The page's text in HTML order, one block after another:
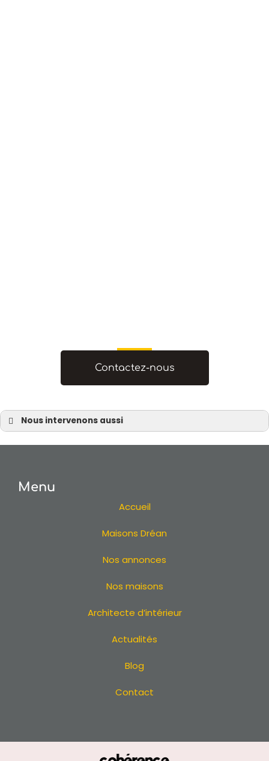
Contactez-nous
Nous intervenons aussi
Terrain à Sautron
Terrain à Batz-sur-Mer
Terrain à Pornichet
Terrain à Saint-Michel-Chef-Chef
Terrain à La Bernerie-en-Retz
Terrain à Sainte-Luce-sur-Loire
Menu
Accueil
Maisons Dréan
Nos annonces
Nos maisons
Architecte d’intérieur
Actualités
Blog
Contact